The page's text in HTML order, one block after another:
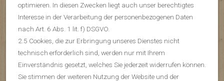
optimieren. In diesen Zwecken liegt auch unser berechtigtes
Interesse in der Verarbeitung der personenbezogenen Daten
nach Art. 6 Abs. 1 lit. f) DSGVO.
2.5 Cookies, die zur Erbringung unseres Dienstes nicht
technisch erforderlich sind, werden nur mit Ihrem
Einverständnis gesetzt, welches Sie jederzeit widerrufen können.
Sie stimmen der weiteren Nutzung der Website und der